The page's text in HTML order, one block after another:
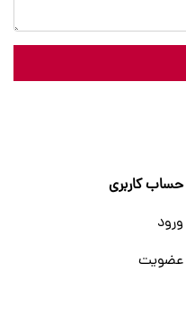
حساب کاربری
ورود
عضویت